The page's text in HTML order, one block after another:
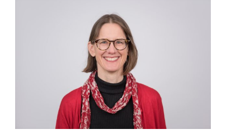
App Genre Kompass – Dein Test